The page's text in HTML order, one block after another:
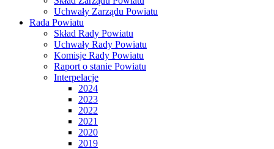
Uchwały Zarządu Powiatu
Rada Powiatu
Skład Rady Powiatu
Uchwały Rady Powiatu
Komisje Rady Powiatu
Raport o stanie Powiatu
Interpelacje
2024
2023
2022
2021
2020
2019